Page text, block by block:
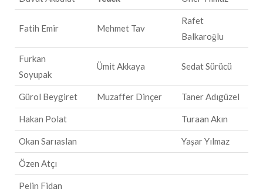
Fatih Emir Mehmet Tav
Rafet
Balkaroğlu
Furkan
Soyupak
Ümit Akkaya Sedat Sürücü
Gürol Beygiret Muzaffer Dinçer Taner Adıgüzel
Hakan Polat Turaan Akın
Okan Sarıaslan Yaşar Yılmaz
Özen Atçı
Pelin Fidan